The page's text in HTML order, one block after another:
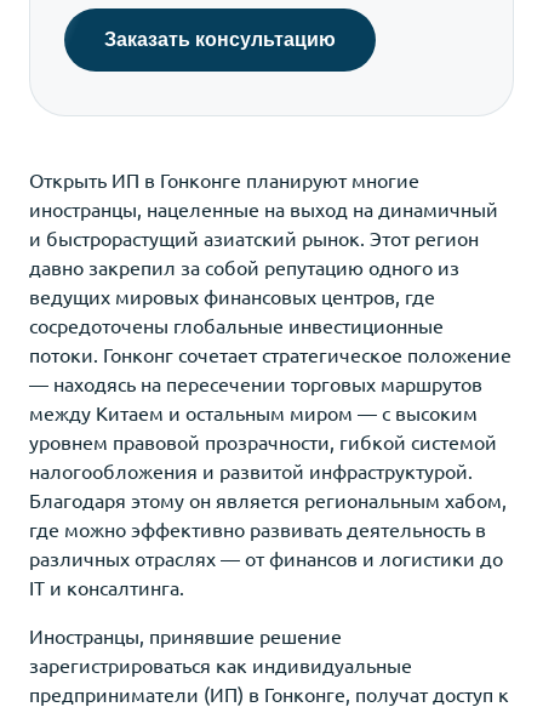
Заказать консультацию
Открыть ИП в Гонконге планируют многие
иностранцы, нацеленные на выход на динамичный
и быстрорастущий азиатский рынок. Этот регион
давно закрепил за собой репутацию одного из
ведущих мировых финансовых центров, где
сосредоточены глобальные инвестиционные
потоки. Гонконг сочетает стратегическое положение
— находясь на пересечении торговых маршрутов
между Китаем и остальным миром — с высоким
уровнем правовой прозрачности, гибкой системой
налогообложения и развитой инфраструктурой.
Благодаря этому он является региональным хабом,
где можно эффективно развивать деятельность в
различных отраслях — от финансов и логистики до
IT и консалтинга.
Иностранцы, принявшие решение
зарегистрироваться как индивидуальные
предприниматели (ИП) в Гонконге, получат доступ к